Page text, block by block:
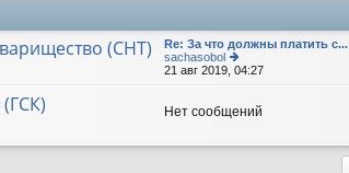
(СНТ)
Re: За что должны платить с...
sachasobol
е
р
йт
и
п
21 авг 2019, 04:27
Нет сообщений